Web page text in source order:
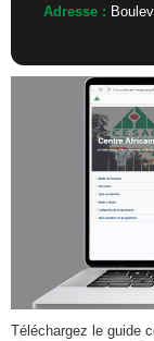
Adresse :
Téléchargez le guide